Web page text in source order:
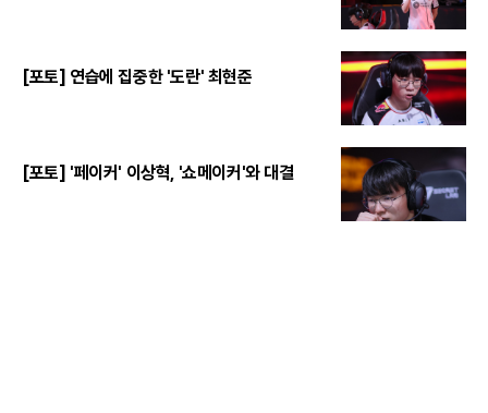
[포토] 연습에 집중한 '도란' 최현준
[포토] '페이커' 이상혁, '쇼메이커'와 대결